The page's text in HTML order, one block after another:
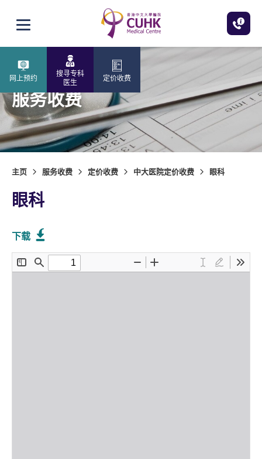
打开选单
网上预约
搜寻专科
医生
定价收费
服务收费
主页 服务收费 定价收费 中大医院定价收费 眼科
眼科
下载